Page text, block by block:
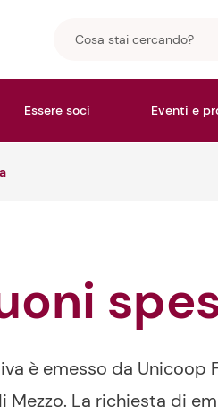
stai
Essere soci Eventi e
è emesso da
Mezzo. La richiesta di